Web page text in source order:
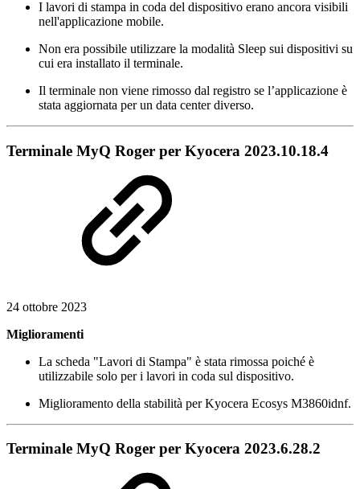
I lavori di stampa in coda del dispositivo erano ancora visibili
nell'applicazione mobile.
Non era possibile utilizzare la modalità Sleep sui dispositivi su
cui era installato il terminale.
Il terminale non viene rimosso dal registro se l’applicazione è
stata aggiornata per un data center diverso.
Terminale MyQ Roger per Kyocera 2023.10.18.4
24 ottobre 2023
Miglioramenti
La scheda "Lavori di Stampa" è stata rimossa poiché è
utilizzabile solo per i lavori in coda sul dispositivo.
Miglioramento della stabilità per Kyocera Ecosys M3860idnf.
Terminale MyQ Roger per Kyocera 2023.6.28.2